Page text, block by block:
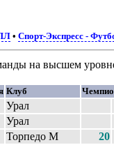
•Спорт-Экспресс -
на высшем
Клуб
Урал
Урал
Торпедо М 20